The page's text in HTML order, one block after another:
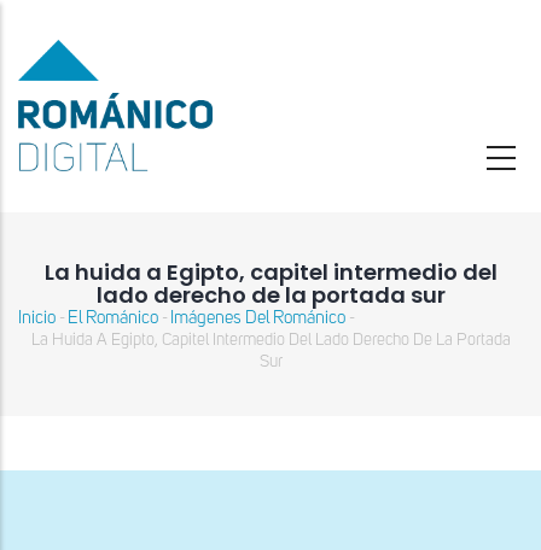
contenido
principal
La huida a Egipto, capitel intermedio del
lado derecho de la portada sur
Sobrescribir
a
Inicio - El Románico - Imágenes Del Románico -
La Huida A Egipto, Capitel Intermedio Del Lado Derecho De La Portada
Sur